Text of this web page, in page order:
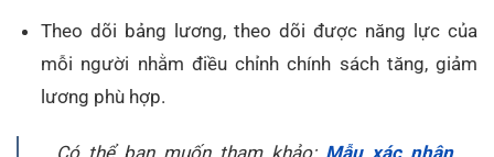
Theo dõi bảng lương, theo dõi được năng lực của
mỗi người nhằm điều chỉnh chính sách tăng, giảm
lương phù hợp.